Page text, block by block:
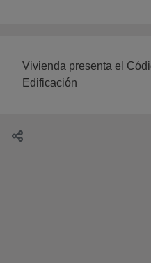
Vivienda presenta el
Edificación